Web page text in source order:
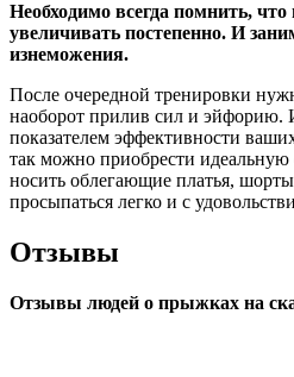
Необходимо всегда помнить,
увеличивать постепенно. И
изнеможения.
После очередной тренировки
наоборот прилив сил и эйфорию.
показателем эффективности
так можно приобрести идеальную
носить облегающие платья,
просыпаться легко и с
Отзывы
Отзывы людей о прыжках на